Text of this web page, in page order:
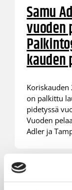
Samu
vuoden
kauden
on palkittu
pidetyssä
Vuoden
Adler ja